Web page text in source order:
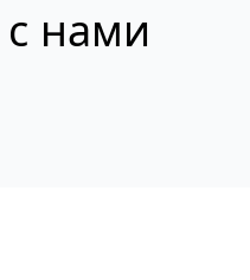
с нами